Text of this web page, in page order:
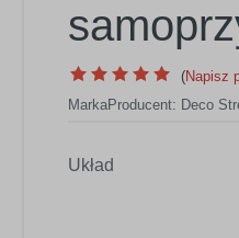
(Napisz
MarkaProducent: Deco
Układ